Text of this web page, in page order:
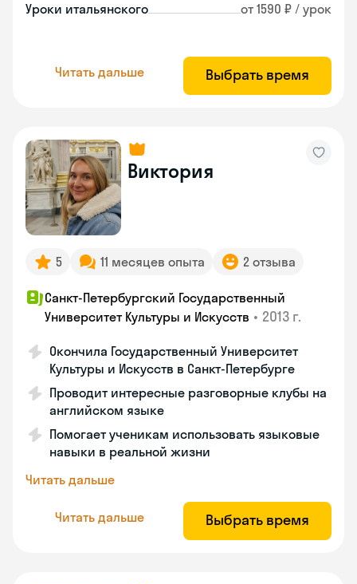
Уроки итальянского от 1590 ₽ / урок
Читать дальше Выбрать время
Виктория
5 11 месяцев опыта 2 отзыва
Санкт-Петербургский Государственный
Университет Культуры и Искусств • 2013 г.
Окончила Государственный Университет
Культуры и Искусств в Санкт-Петербурге
Проводит интересные разговорные клубы на
английском языке
Помогает ученикам использовать языковые
навыки в реальной жизни
Читать дальше
Читать дальше Выбрать время